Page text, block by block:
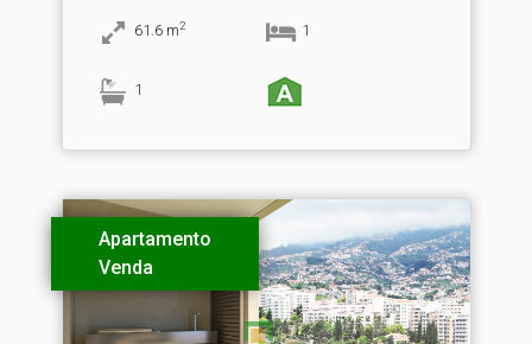
61.6 m2 1
1
Apartamento
Venda